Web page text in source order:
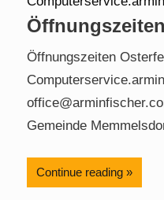
Öffnungszeiten
Gemeinde
Continue reading